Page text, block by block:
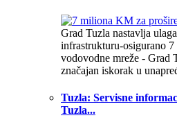
Grad Tuzla nastavlja
infrastrukturu-osigurano
vodovodne mreže - Grad
značajan iskorak u
Tuzla: Servisne
Tuzla...